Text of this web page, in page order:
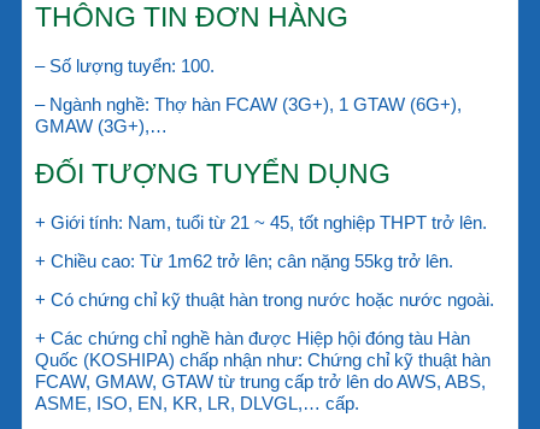
THÔNG TIN ĐƠN HÀNG
– Số lượng tuyển: 100.
– Ngành nghề: Thợ hàn FCAW (3G+), 1 GTAW (6G+),
GMAW (3G+),…
ĐỐI TƯỢNG TUYỂN DỤNG
+ Giới tính: Nam, tuổi từ 21 ~ 45, tốt nghiệp THPT trở lên.
+ Chiều cao: Từ 1m62 trở lên; cân nặng 55kg trở lên.
+ Có chứng chỉ kỹ thuật hàn trong nước hoặc nước ngoài.
+ Các chứng chỉ nghề hàn được Hiệp hội đóng tàu Hàn
Quốc (KOSHIPA) chấp nhận như: Chứng chỉ kỹ thuật hàn
FCAW, GMAW, GTAW từ trung cấp trở lên do AWS, ABS,
ASME, ISO, EN, KR, LR, DLVGL,… cấp.